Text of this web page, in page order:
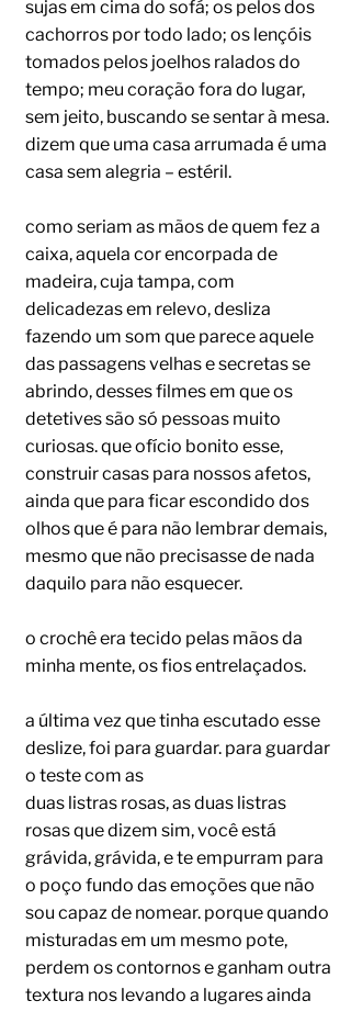
sujas em cima do sofá; os pelos dos
cachorros por todo lado; os lençóis
tomados pelos joelhos ralados do
tempo; meu coração fora do lugar,
sem jeito, buscando se sentar à mesa.
dizem que uma casa arrumada é uma
casa sem alegria – estéril.
como seriam as mãos de quem fez a
caixa, aquela cor encorpada de
madeira, cuja tampa, com
delicadezas em relevo, desliza
fazendo um som que parece aquele
das passagens velhas e secretas se
abrindo, desses filmes em que os
detetives são só pessoas muito
curiosas. que ofício bonito esse,
construir casas para nossos afetos,
ainda que para ficar escondido dos
olhos que é para não lembrar demais,
mesmo que não precisasse de nada
daquilo para não esquecer.
o crochê era tecido pelas mãos da
minha mente, os fios entrelaçados.
a última vez que tinha escutado esse
deslize, foi para guardar. para guardar
o teste com as
duas listras rosas, as duas listras
rosas que dizem sim, você está
grávida, grávida, e te empurram para
o poço fundo das emoções que não
sou capaz de nomear. porque quando
misturadas em um mesmo pote,
perdem os contornos e ganham outra
textura nos levando a lugares ainda